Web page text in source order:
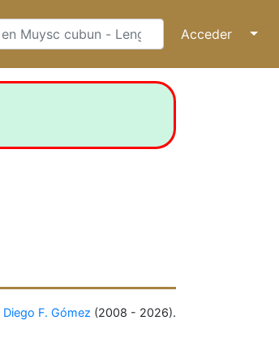
Acceder ↓
Diego F. Gómez (2008 - 2026).